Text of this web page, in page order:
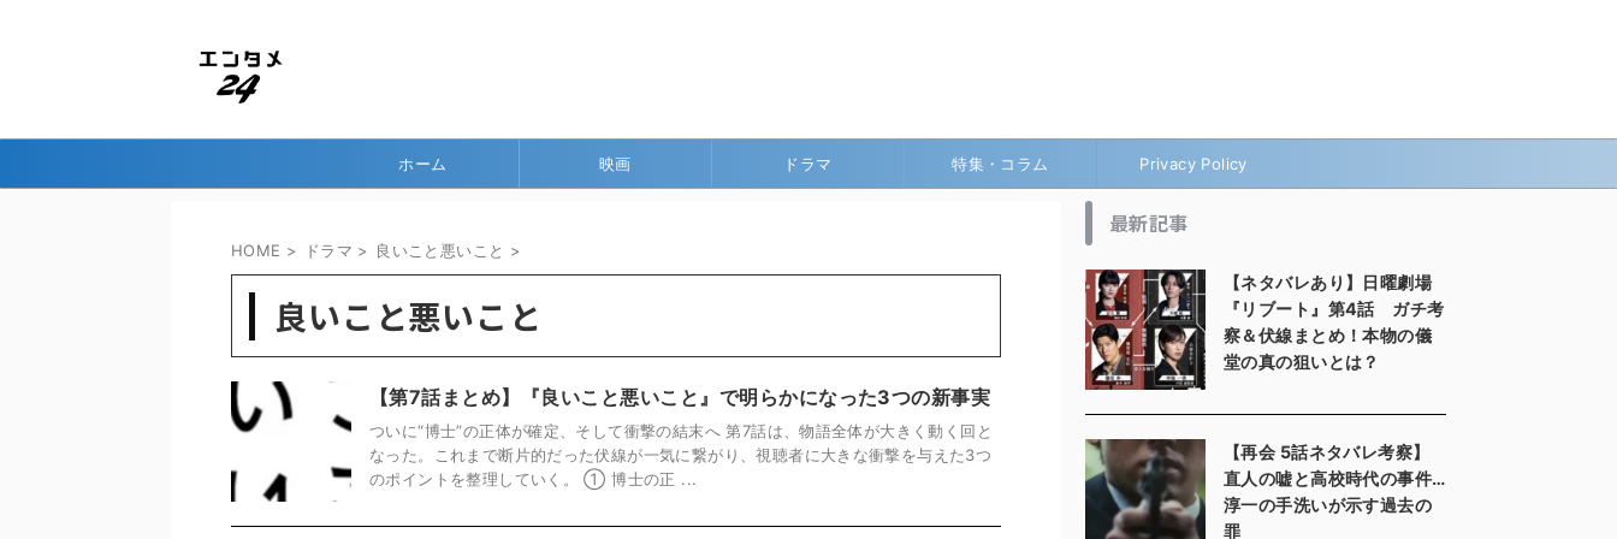
ホーム 映画 ドラマ 特集・コラム Privacy Policy
HOME > ドラマ > 良いこと悪いこと >
良いこと悪いこと
【第7話まとめ】『良いこと悪いこと』で明らかになった3つの新事実
ついに“博士”の正体が確定、そして衝撃の結末へ 第7話は、物語全体が大きく動く回と
なった。これまで断片的だった伏線が一気に繋がり、視聴者に大きな衝撃を与えた3つ
のポイントを整理していく。 ① 博士の正 ...
最新記事
【ネタバレあり】日曜劇場
『リブート』第4話 ガチ考
察＆伏線まとめ！本物の儀
堂の真の狙いとは？
【再会 5話ネタバレ考察】
直人の嘘と高校時代の事件…
淳一の手洗いが示す過去の
罪